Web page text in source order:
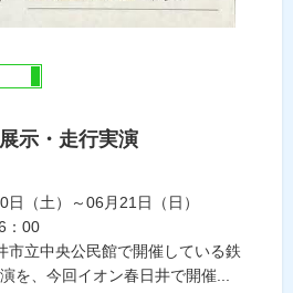
示・走行実演
（土）～06月21日（日）
：00
市立中央公民館で開催している鉄
を、今回イオン春日井で開催...